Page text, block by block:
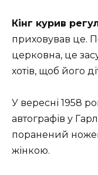
Кінг курив
приховував це.
церковна, це
хотів, щоб його
У вересні 1958
автографів у
поранений
жінкою.